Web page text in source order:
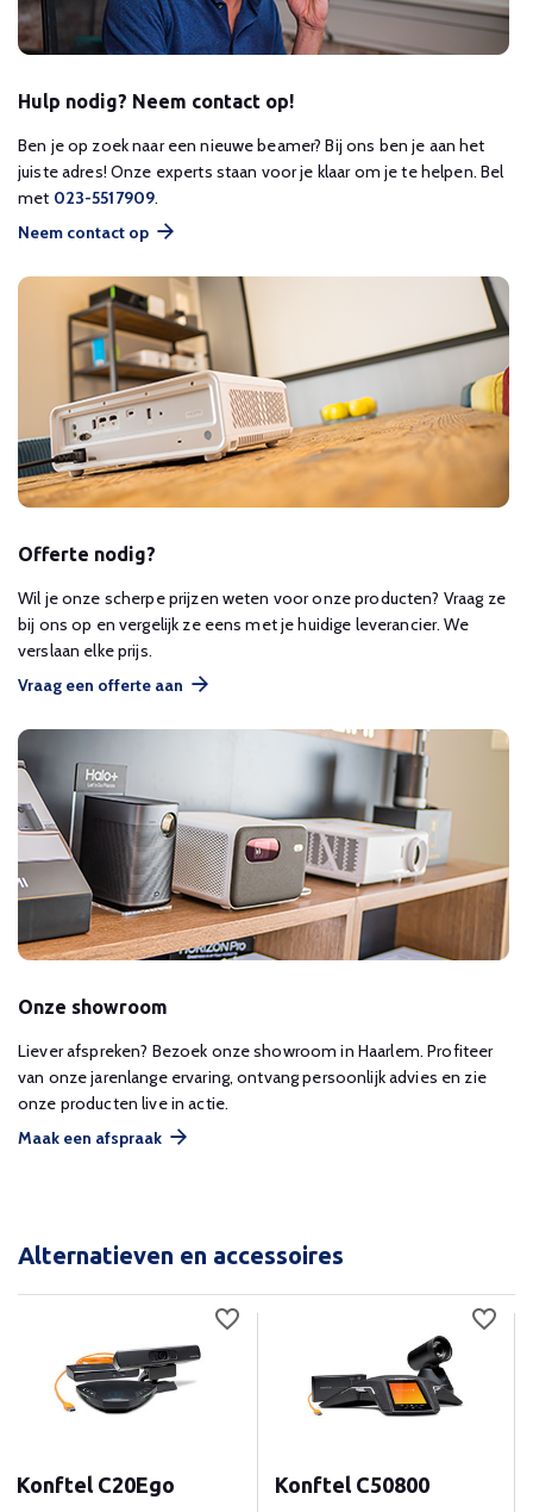
Hulp nodig? Neem contact op!
Ben je op zoek naar een nieuwe beamer? Bij ons ben je aan het
juiste adres! Onze experts staan voor je klaar om je te helpen. Bel
met 023-5517909.
Neem contact op
Offerte nodig?
Wil je onze scherpe prijzen weten voor onze producten? Vraag ze
bij ons op en vergelijk ze eens met je huidige leverancier. We
verslaan elke prijs.
Vraag een offerte aan
Onze showroom
Liever afspreken? Bezoek onze showroom in Haarlem. Profiteer
van onze jarenlange ervaring, ontvang persoonlijk advies en zie
onze producten live in actie.
Maak een afspraak
Alternatieven en accessoires
Konftel C20Ego Konftel C50800